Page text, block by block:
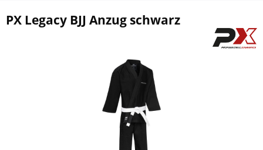
PX Legacy BJJ Anzug schwarz